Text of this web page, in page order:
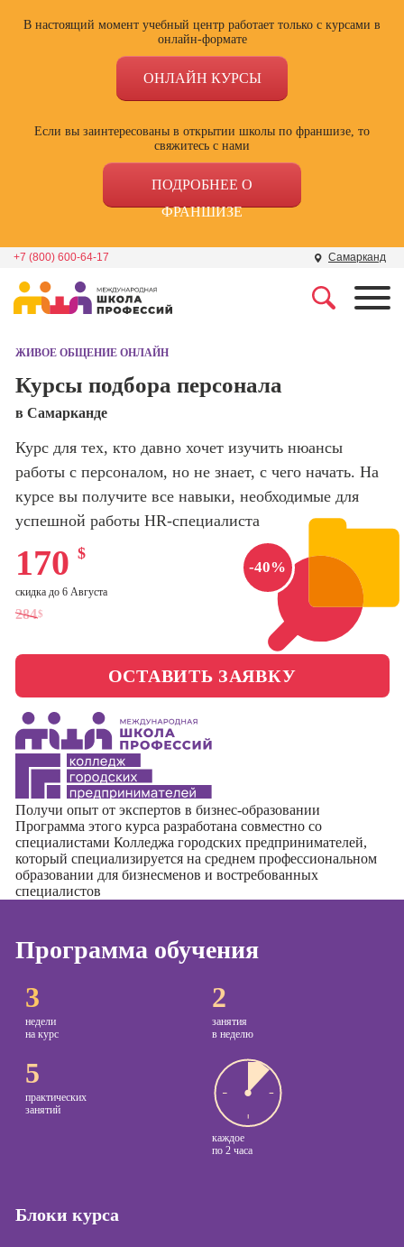
В настоящий момент учебный центр работает только с курсами в
онлайн-формате
ОНЛАЙН КУРСЫ
Если вы заинтересованы в открытии школы по франшизе, то
свяжитесь с нами
ПОДРОБНЕЕ О
ФРАНШИЗЕ
+7 (800) 600-64-17 Самарканд
Школа дизайна
программирования
Школа психологии
Школа актерского
мастерства
Школа бизнеса и
Школа медиа
Школа рисования
Онлайн-обучение
продвижение
сайтов)
Профессия
Интернет-
Профессия
Менеджер по
маркетингу в
социальных
сетях (SMM-
Курсы
копирайтинга
ЖИВОЕ ОБЩЕНИЕ ОНЛАЙН
Курсы подбора персонала
в Самарканде
Курс для тех, кто давно хочет изучить нюансы
работы с персоналом, но не знает, с чего начать. На
курсе вы получите все навыки, необходимые для
успешной работы HR-специалиста
-40%
284$
170 $
скидка до 6 Августа
ОСТАВИТЬ ЗАЯВКУ
Получи опыт от экспертов в бизнес-образовании
Программа этого курса разработана совместно со
специалистами Колледжа городских предпринимателей,
который специализируется на среднем профессиональном
образовании для бизнесменов и востребованных
специалистов
Программа обучения
3
недели
на курс
2
занятия
в неделю
5
практических
занятий
каждое
по 2 часа
Блоки курса